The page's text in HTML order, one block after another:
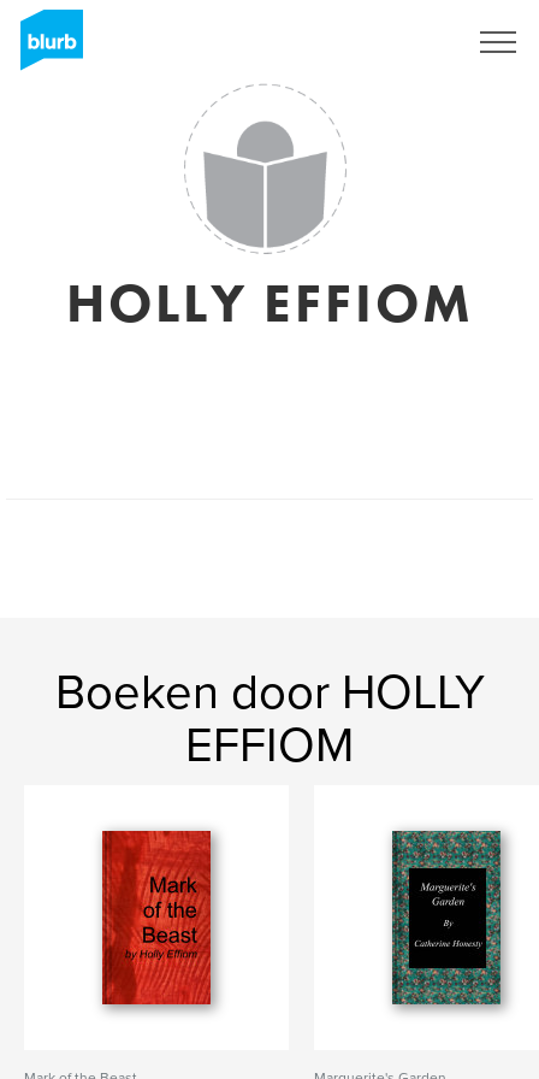
HOLLY EFFIOM
Boeken door HOLLY
EFFIOM